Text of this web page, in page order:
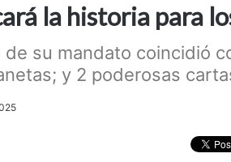
la historia para
de su mandato coincidió
y 2 poderosas